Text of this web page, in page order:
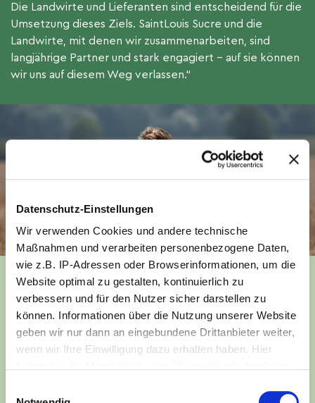
Datenschutz-Einstellungen
Wir verwenden Cookies und andere technische
Maßnahmen und verarbeiten personenbezogene Daten,
wie z.B. IP-Adressen oder Browserinformationen, um die
Website optimal zu gestalten, kontinuierlich zu
verbessern und für den Nutzer sicher darstellen zu
können. Informationen über die Nutzung unserer Website
geben wir nur dann an eingebundene Drittanbieter weiter,
wenn wir Ihre Einwilligung dazu erhalten haben. Hier
zulassen" Ihre Zustimmung zu allen Cookies und
Die Landwirte und Lieferanten sind entscheidend für die
Umsetzung dieses Ziels. SaintLouis Sucre und die
Landwirte, mit denen wir zusammenarbeiten, sind
langjährige Partner und stark engagiert – auf sie können
wir uns auf diesem Weg verlassen.“
UMSETZUNG – WIRKUNGSVOLLE MASSNAHMEN
REALISIEREN
Auch wenn die definierten Ziele in beiden Ländern mit
leicht unterschiedlichen Strategien verfolgt werden,
umfassen beide Projekte Maßnahmen, die zur